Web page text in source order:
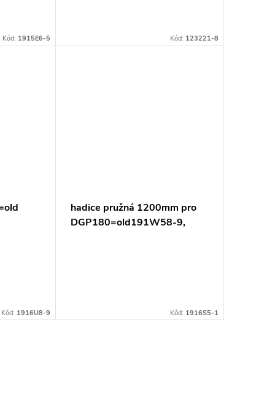
Kód: 1915E6-5 Kód: 123221-8
Kód: 1916U8-9
hadice pružná 1200mm pro
DGP180=old191W58-9,
Kód: 1916S5-1